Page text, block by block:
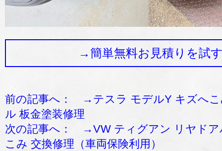
→簡単無料お見積りを試
前の記事へ： →テスラ モデルY キズへこ
ル 板金塗装修理
次の記事へ： →VW ティグアン リヤドア
こみ 交換修理（車両保険利用）